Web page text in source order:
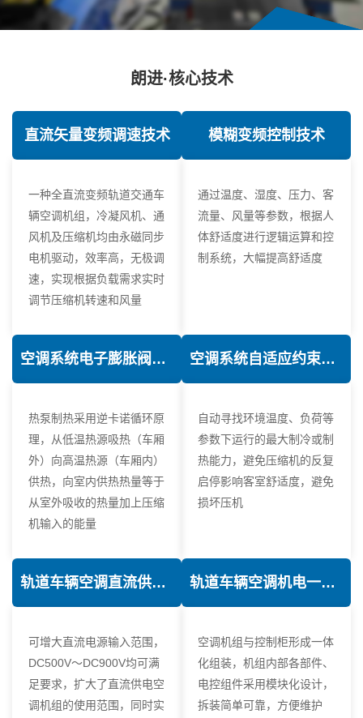
朗进·核心技术
直流矢量变频调速技术
一种全直流变频轨道交通车
辆空调机组，冷凝风机、通
风机及压缩机均由永磁同步
电机驱动，效率高，无极调
速，实现根据负载需求实时
调节压缩机转速和风量
模糊变频控制技术
通过温度、湿度、压力、客
流量、风量等参数，根据人
体舒适度进行逻辑运算和控
制系统，大幅提高舒适度
空调系统电子膨胀阀热力学优化技术
热泵制热采用逆卡诺循环原
理，从低温热源吸热（车厢
外）向高温热源（车厢内）
供热，向室内供热热量等于
从室外吸收的热量加上压缩
机输入的能量
空调系统自适应约束控制技术
自动寻找环境温度、负荷等
参数下运行的最大制冷或制
热能力，避免压缩机的反复
启停影响客室舒适度，避免
损坏压机
轨道车辆空调直流供电技术
可增大直流电源输入范围，
DC500V～DC900V均可满
足要求，扩大了直流供电空
调机组的使用范围，同时实
轨道车辆空调机电一体化技术
空调机组与控制柜形成一体
化组装，机组内部各部件、
电控组件采用模块化设计，
拆装简单可靠，方便维护